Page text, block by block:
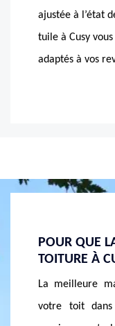
ajustée à l’état
tuile à Cusy
adaptés à vos
POUR DES
ET
Vous voulez
dans le 74540